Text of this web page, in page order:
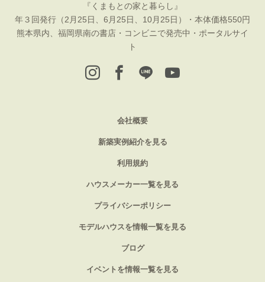
『くまもとの家と暮らし』
年３回発行（2月25日、6月25日、10月25日）・本体価格550円
熊本県内、福岡県南の書店・コンビニで発売中・ポータルサイ
ト
会社概要
新築実例紹介を見る
利用規約
ハウスメーカー一覧を見る
プライバシーポリシー
モデルハウスを情報一覧を見る
ブログ
イベントを情報一覧を見る